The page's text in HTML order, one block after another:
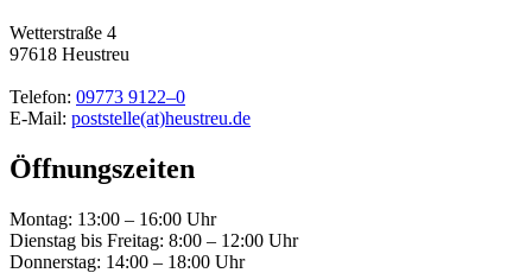
Wetterstraße 4
97618 Heustreu
Telefon: 09773 9122–0
E-Mail: poststelle(at)heustreu.de
Öffnungszeiten
Montag: 13:00 – 16:00 Uhr
Dienstag bis Freitag: 8:00 – 12:00 Uhr
Donnerstag: 14:00 – 18:00 Uhr